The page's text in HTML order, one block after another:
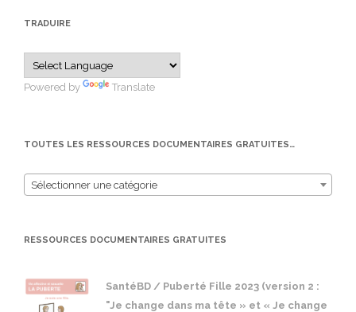
TRADUIRE
Powered by Translate
TOUTES LES RESSOURCES DOCUMENTAIRES GRATUITES…
Sélectionner une catégorie
RESSOURCES DOCUMENTAIRES GRATUITES
SantéBD / Puberté Fille 2023 (version 2 :
"Je change dans ma tête » et « Je change